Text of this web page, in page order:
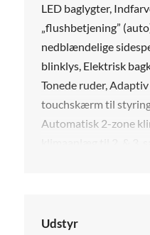
LED baglygter,
„flushbetjening”
nedblændelige
blinklys, Elektrisk
Tonede ruder,
touchskærm til
Automatisk 2-zone
Udstyr